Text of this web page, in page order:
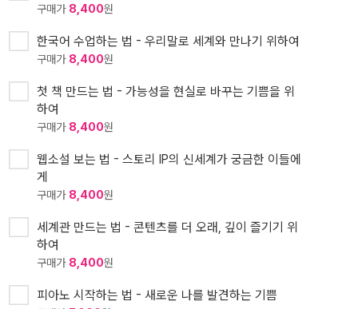
구매가 8,400원
한국어 수업하는 법 - 우리말로 세계와 만나기 위하여
구매가 8,400원
첫 책 만드는 법 - 가능성을 현실로 바꾸는 기쁨을 위
하여
구매가 8,400원
웹소설 보는 법 - 스토리 IP의 신세계가 궁금한 이들에
게
구매가 8,400원
세계관 만드는 법 - 콘텐츠를 더 오래, 깊이 즐기기 위
하여
구매가 8,400원
피아노 시작하는 법 - 새로운 나를 발견하는 기쁨